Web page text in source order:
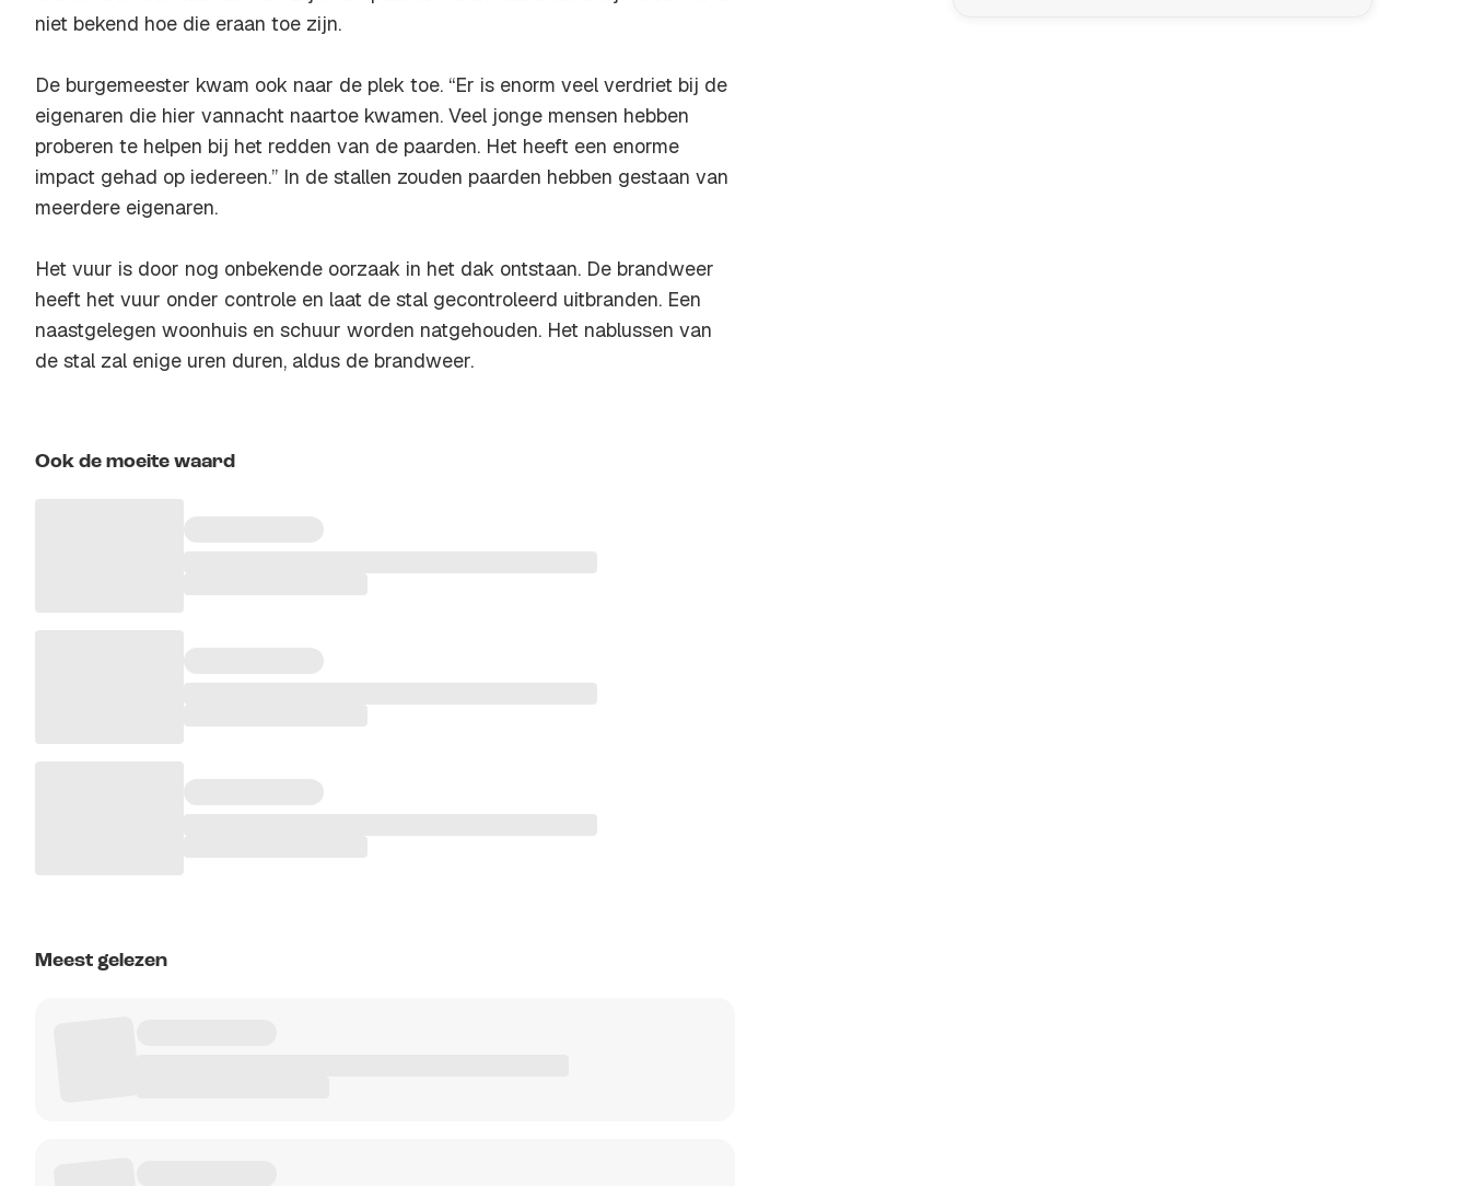
niet bekend hoe die eraan toe zijn.
De burgemeester kwam ook naar de plek toe. “Er is enorm veel verdriet bij de
eigenaren die hier vannacht naartoe kwamen. Veel jonge mensen hebben
proberen te helpen bij het redden van de paarden. Het heeft een enorme
impact gehad op iedereen.” In de stallen zouden paarden hebben gestaan van
meerdere eigenaren.
Het vuur is door nog onbekende oorzaak in het dak ontstaan. De brandweer
heeft het vuur onder controle en laat de stal gecontroleerd uitbranden. Een
naastgelegen woonhuis en schuur worden natgehouden. Het nablussen van
de stal zal enige uren duren, aldus de brandweer.
Ook de moeite waard
Meest gelezen